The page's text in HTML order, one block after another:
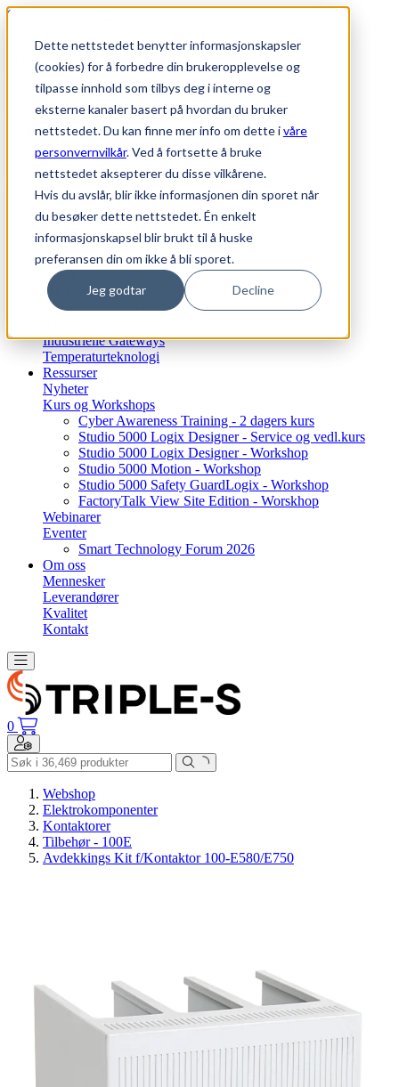
Dette nettstedet benytter informasjonskapsler
(cookies) for å forbedre din brukeropplevelse og
tilpasse innhold som tilbys deg i interne og
eksterne kanaler basert på hvordan du bruker
nettstedet. Du kan finne mer info om dette ivåre
personvernvilkår. Ved å fortsette å bruke
nettstedet aksepterer du disse vilkårene.
Hvis du avslår, blir ikke informasjonen din sporet når
du besøker dette nettstedet. Én enkelt
informasjonskapsel blir brukt til å huske
preferansen din om ikke å bli sporet.
Jeg godtar Decline
Skip to main content
SUPPORT| WEBSHOP
Favoritter
Logg inn
Bærekraft
Vårt bærekraftsløfte og agenda 2030
Vi tilbyr
Automatisering
OT Cyber Security
Fjerntilgang til OT
Industrielle Gateways
Temperaturteknologi
Ressurser
Nyheter
Kurs og Workshops
Cyber Awareness Training - 2 dagers kurs
Studio 5000 Logix Designer - Service og vedl.kurs
Studio 5000 Logix Designer - Workshop
Studio 5000 Motion - Workshop
Studio 5000 Safety GuardLogix - Workshop
FactoryTalk View Site Edition - Worskhop
Webinarer
Eventer
Smart Technology Forum 2026
Om oss
Mennesker
Leverandører
Kvalitet
Kontakt
Toggle navigation
0
Toggle navigation
Webshop
Elektrokomponenter
Kontaktorer
Tilbehør - 100E
Avdekkings Kit f/Kontaktor 100-E580/E750